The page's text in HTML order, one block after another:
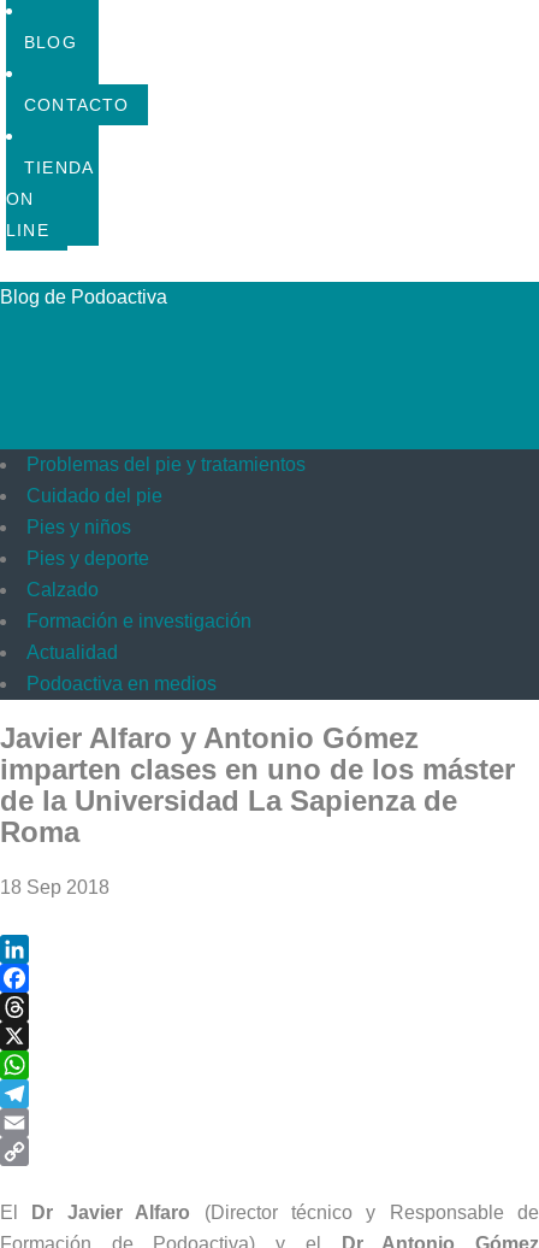
BLOG
CONTACTO
TIENDA
ON
LINE
Blog de Podoactiva
Problemas del pie y tratamientos
Cuidado del pie
Pies y niños
Pies y deporte
Calzado
Formación e investigación
Actualidad
Podoactiva en medios
Javier Alfaro y Antonio Gómez
imparten clases en uno de los máster
de la Universidad La Sapienza de
Roma
18 Sep 2018
LinkedIn
Facebook
Threads
X
WhatsApp
Telegram
Email
Link
El Dr Javier Alfaro (Director técnico y Responsable de